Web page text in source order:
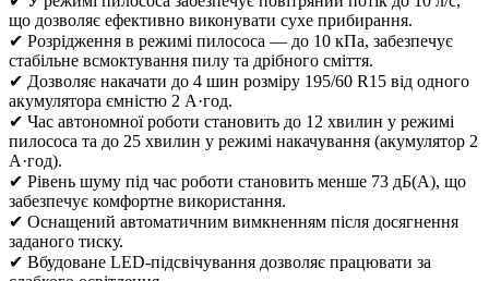
що дозволяє ефективно виконувати сухе прибирання.
✔ Розрідження в режимі пилососа — до 10 кПа, забезпечує
стабільне всмоктування пилу та дрібного сміття.
✔ Дозволяє накачати до 4 шин розміру 195/60 R15 від одного
акумулятора ємністю 2 А·год.
✔ Час автономної роботи становить до 12 хвилин у режимі
пилососа та до 25 хвилин у режимі накачування (акумулятор 2
А·год).
✔ Рівень шуму під час роботи становить менше 73 дБ(А), що
забезпечує комфортне використання.
✔ Оснащений автоматичним вимкненням після досягнення
заданого тиску.
✔ Вбудоване LED-підсвічування дозволяє працювати за